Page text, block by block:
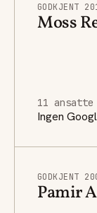
GODKJENT
Moss
11
Ingen
GODKJENT
Pamir